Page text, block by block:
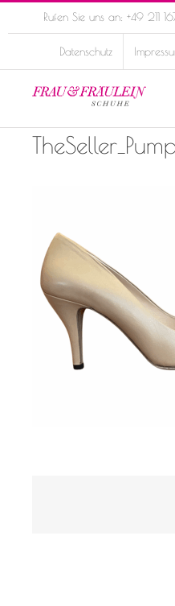
to
Rufen Sie uns an: +49 211
Datenschutz